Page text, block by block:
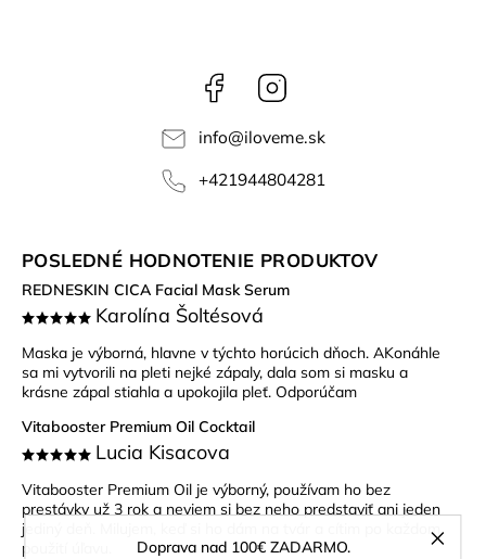
Doprava nad 100€ ZADARMO.
Facebook
info@iloveme.sk
+421944804281
POSLEDNÉ HODNOTENIE PRODUKTOV
REDNESKIN CICA Facial Mask Serum
Karolína Šoltésová
Maska je výborná, hlavne v týchto horúcich dňoch. AKonáhle
sa mi vytvorili na pleti nejké zápaly, dala som si masku a
krásne zápal stiahla a upokojila pleť. Odporúčam
Vitabooster Premium Oil Cocktail
Lucia Kisacova
Vitabooster Premium Oil je výborný, používam ho bez
prestávky už 3 rok a neviem si bez neho predstaviť ani jeden
jediný deň. Milujem, keď si ho dám na tvár a cítim po každom
použití úľavu.